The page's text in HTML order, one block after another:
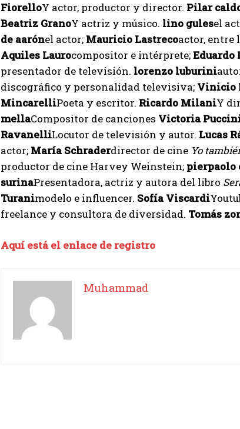
I've read and accept thePrivacy Policy.
Muhammad
FiorelloY actor, productor y director. Pilar
Beatriz GranoY actriz y músico. lino gulesel
de aarónel actor; Mauricio Lastrecoactor, entre
Aquiles Laurocompositor e intérprete;Eduardo
presentador de televisión. lorenzo luburini
discográfico y personalidad televisiva; Vinicio
MincarelliPoeta y escritor. Ricardo MilaniY
mellaCompositor de canciones Victoria
RavanelliLocutor de televisión y autor. Lucas
actor; María Schraderdirector de cine Yo
productor de cine Harvey Weinstein; pierpaolo
surinaPresentadora, actriz y autora del libro
Turanimodelo e influencer. Sofía Viscardi
freelance y consultora de diversidad. Tomás
Aquí está el enlace de registro
Muhammad